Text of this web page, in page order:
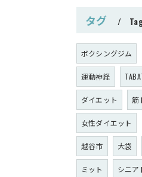
タグ
ボクシングジム
運動神経
ダイエット 筋
女性ダイエット
越谷市 大袋
ミット シニア